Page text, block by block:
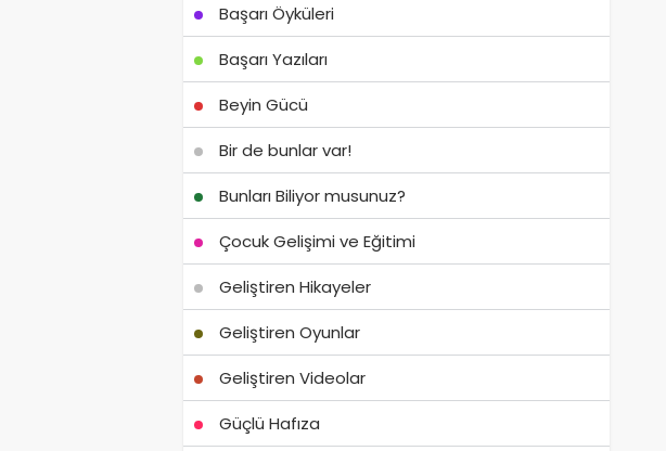
Başarı Öyküleri
Başarı Yazıları
Beyin Gücü
Bir de bunlar var!
Bunları Biliyor musunuz?
Çocuk Gelişimi ve Eğitimi
Geliştiren Hikayeler
Geliştiren Oyunlar
Geliştiren Videolar
Güçlü Hafıza